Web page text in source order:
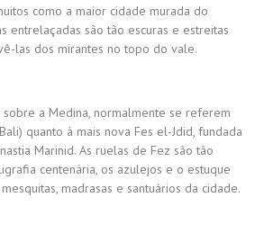
como a maior cidade murada do
entrelaçadas são tão escuras e estreitas
las dos mirantes no topo do vale.
sobre a Medina, normalmente se referem
quanto à mais nova Fes el-Jdid, fundada
Marinid. As ruelas de Fez são tão
centenária, os azulejos e o estuque
madrasas e santuários da cidade.